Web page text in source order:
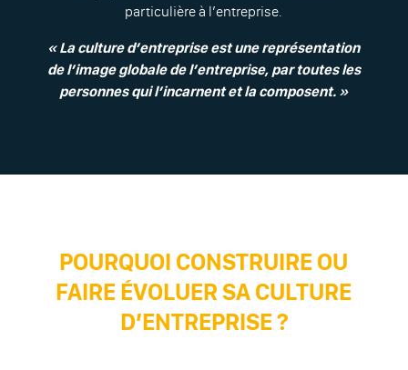
particulière à l’entreprise.
« La culture d’entreprise est une représentation
de l’image globale de l’entreprise, par toutes les
personnes qui l’incarnent et la composent. »
POURQUOI CONSTRUIRE OU
FAIRE ÉVOLUER SA CULTURE
D’ENTREPRISE ?